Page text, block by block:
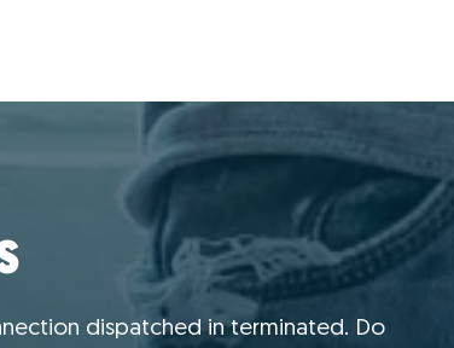
dispatched in terminated. Do